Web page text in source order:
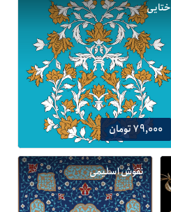
ختایی
79,000 تومان
نقوش اسلیمی